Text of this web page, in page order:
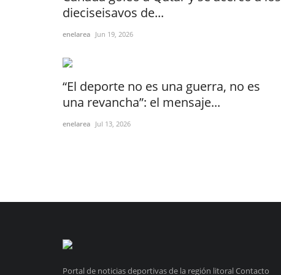
dieciseisavos de...
enelarea Jun 19, 2026
“El deporte no es una guerra, no es
una revancha”: el mensaje...
enelarea Jul 13, 2026
Portal de noticias deportivas de la región litoral Contacto